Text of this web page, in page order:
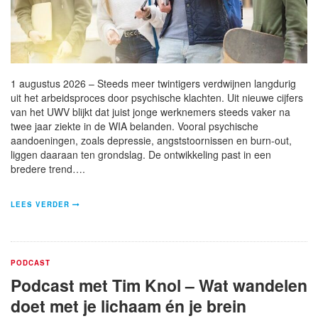
1 augustus 2026 – Steeds meer twintigers verdwijnen langdurig
uit het arbeidsproces door psychische klachten. Uit nieuwe cijfers
van het UWV blijkt dat juist jonge werknemers steeds vaker na
twee jaar ziekte in de WIA belanden. Vooral psychische
aandoeningen, zoals depressie, angststoornissen en burn-out,
liggen daaraan ten grondslag. De ontwikkeling past in een
bredere trend….
LEES VERDER
PODCAST
Podcast met Tim Knol – Wat wandelen
doet met je lichaam én je brein